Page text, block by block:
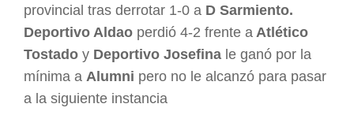
provincial tras derrotar 1-0 a D Sarmiento.
Deportivo Aldao perdió 4-2 frente a Atlético
Tostado y Deportivo Josefina le ganó por la
mínima a Alumni pero no le alcanzó para pasar
a la siguiente instancia